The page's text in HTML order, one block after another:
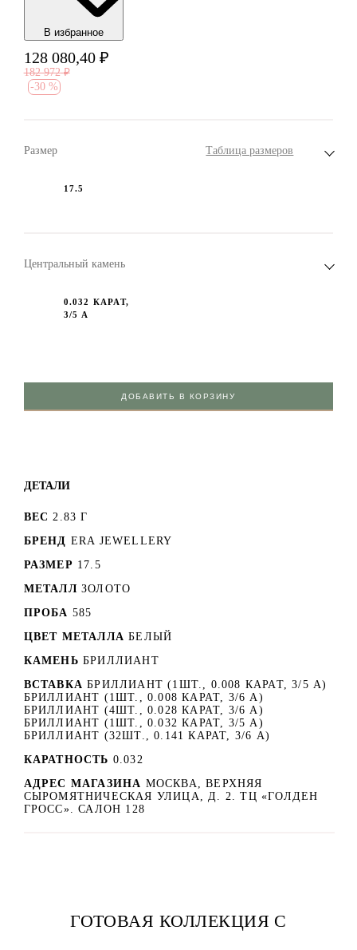
В избранноe
128 080,40 ₽
182 972 ₽
-30 %
Размер Таблица размеров
17.5
Центральный камень
0.032 КАРАТ,
3/5 А
ДОБАВИТЬ В КОРЗИНУ
ДЕТАЛИ
ВЕС 2.83 Г
БРЕНД ERA JEWELLERY
РАЗМЕР 17.5
МЕТАЛЛ ЗОЛОТО
ПРОБА 585
ЦВЕТ МЕТАЛЛА БЕЛЫЙ
КАМЕНЬ БРИЛЛИАНТ
ВСТАВКА БРИЛЛИАНТ (1ШТ., 0.008 КАРАТ, 3/5 А)
БРИЛЛИАНТ (1ШТ., 0.008 КАРАТ, 3/6 А)
БРИЛЛИАНТ (4ШТ., 0.028 КАРАТ, 3/6 А)
БРИЛЛИАНТ (1ШТ., 0.032 КАРАТ, 3/5 А)
БРИЛЛИАНТ (32ШТ., 0.141 КАРАТ, 3/6 А)
КАРАТНОСТЬ 0.032
АДРЕС МАГАЗИНА МОСКВА, ВЕРХНЯЯ
СЫРОМЯТНИЧЕСКАЯ УЛИЦА, Д. 2. ТЦ «ГОЛДЕН
ГРОСС». САЛОН 128
ГОТОВАЯ КОЛЛЕКЦИЯ С